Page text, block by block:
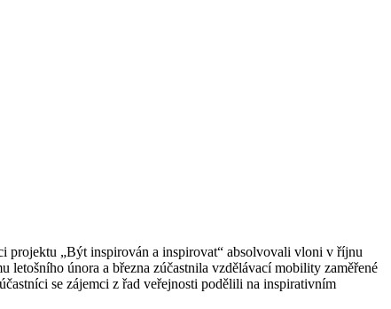
projektu „Být inspirován a inspirovat“ absolvovali vloni v říjnu
února a března zúčastnila vzdělávací mobility zaměřené
se zájemci z řad veřejnosti podělili na inspirativním